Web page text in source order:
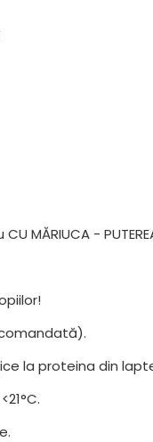
CU MĂRIUCA -
la proteina din